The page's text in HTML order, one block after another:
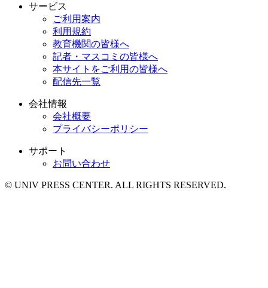
サービス
ご利用案内
利用規約
教育機関の皆様へ
記者・マスコミの皆様へ
本サイトをご利用の皆様へ
配信先一覧
会社情報
会社概要
プライバシーポリシー
サポート
お問い合わせ
© UNIV PRESS CENTER. ALL RIGHTS RESERVED.